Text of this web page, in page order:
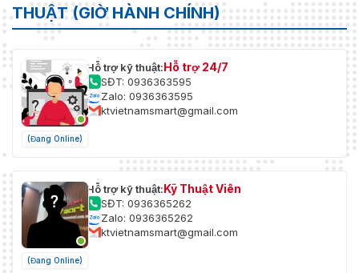
THUẬT (GIỜ HÀNH CHÍNH)
(Đang Online)
Hỗ trợ kỹ thuật:Hỗ trợ 24/7
SĐT: 0936363595
Zalo: 0936363595
ktvietnamsmart@gmail.com
(Đang Online)
Hỗ trợ kỹ thuật:Kỹ Thuật Viên
SĐT: 0936365262
Zalo: 0936365262
ktvietnamsmart@gmail.com